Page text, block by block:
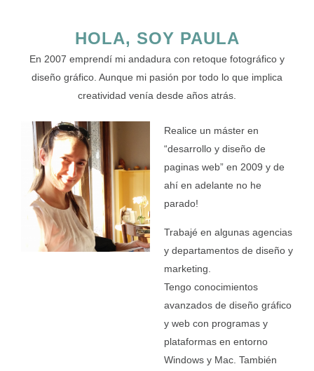
HOLA, SOY PAULA
En 2007 emprendí mi andadura con retoque fotográfico y
diseño gráfico. Aunque mi pasión por todo lo que implica
creatividad venía desde años atrás.
Realice un máster en
“desarrollo y diseño de
paginas web” en 2009 y de
ahí en adelante no he
parado!
Trabajé en algunas agencias
y departamentos de diseño y
marketing.
Tengo conocimientos
avanzados de diseño gráfico
y web con programas y
plataformas en entorno
Windows y Mac. También